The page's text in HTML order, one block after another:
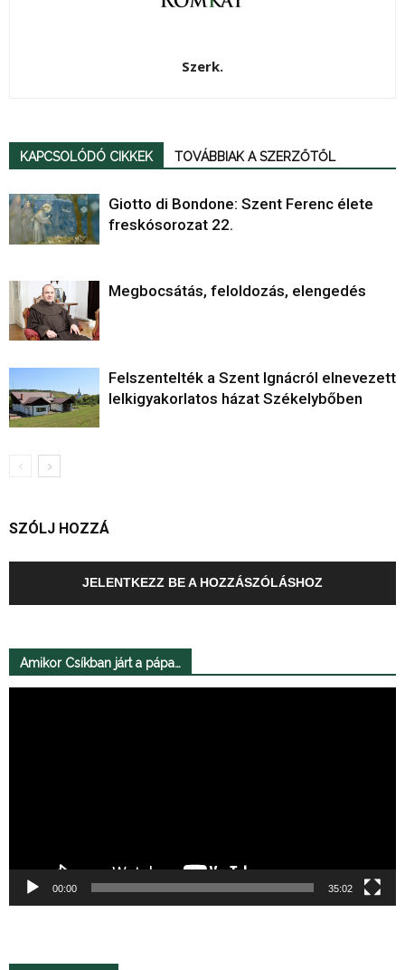
Szerk.
KAPCSOLÓDÓ CIKKEK TOVÁBBIAK A SZERZŐTŐL
Giotto di Bondone: Szent Ferenc élete
freskósorozat 22.
Megbocsátás, feloldozás, elengedés
Felszentelték a Szent Ignácról elnevezett
lelkigyakorlatos házat Székelybőben
SZÓLJ HOZZÁ
JELENTKEZZ BE A HOZZÁSZÓLÁSHOZ
Amikor Csíkban járt a pápa…
00:00 35:02